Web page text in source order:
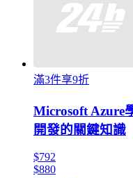
滿3件享9折
Microsoft Azure
開發的關鍵知識
$792
$880